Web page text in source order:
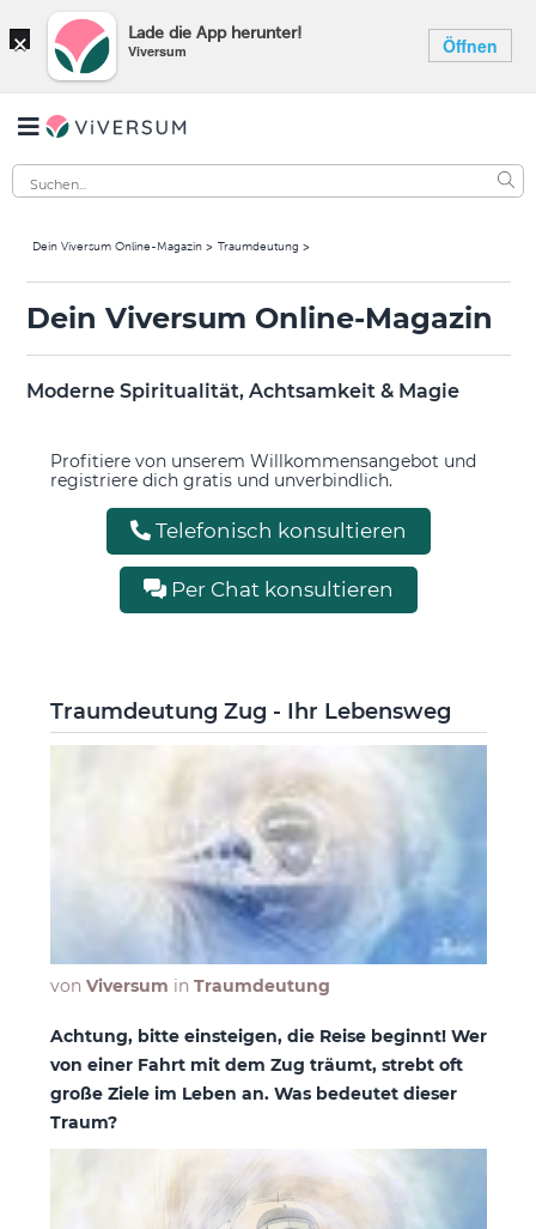
× Lade die App herunter!
Viversum Öffnen
Dein Viversum Online-Magazin Traumdeutung
Dein Viversum Online-Magazin
Moderne Spiritualität, Achtsamkeit & Magie
Profitiere von unserem Willkommensangebot und
registriere dich gratis und unverbindlich.
Telefonisch konsultieren
Per Chat konsultieren
Traumdeutung Zug - Ihr Lebensweg
von Viversum in Traumdeutung
Achtung, bitte einsteigen, die Reise beginnt! Wer
von einer Fahrt mit dem Zug träumt, strebt oft
große Ziele im Leben an. Was bedeutet dieser
Traum?